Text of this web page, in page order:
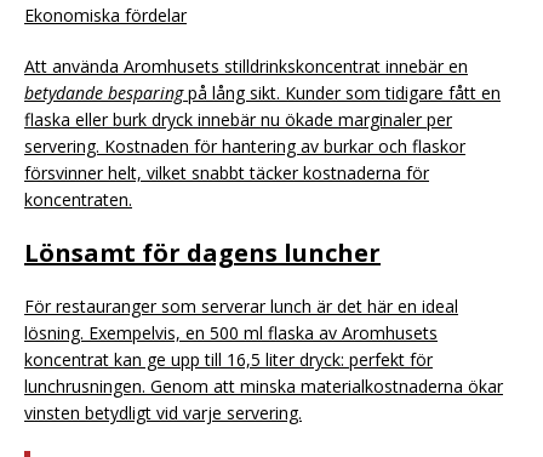
Ekonomiska fördelar
Att använda Aromhusets stilldrinkskoncentrat innebär en
betydande besparingpå lång sikt. Kunder som tidigare fått en
flaska eller burk dryck innebär nu ökade marginaler per
servering. Kostnaden för hantering av burkar och flaskor
försvinner helt, vilket snabbt täcker kostnaderna för
koncentraten.
Lönsamt för dagens luncher
För restauranger som serverar lunch är det här en ideal
lösning. Exempelvis, en 500 ml flaska av Aromhusets
koncentrat kan ge upp till 16,5 liter dryck: perfekt för
lunchrusningen. Genom att minska materialkostnaderna ökar
vinsten betydligt vid varje servering.